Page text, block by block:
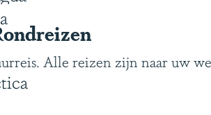
Alle reizen zijn naar uw